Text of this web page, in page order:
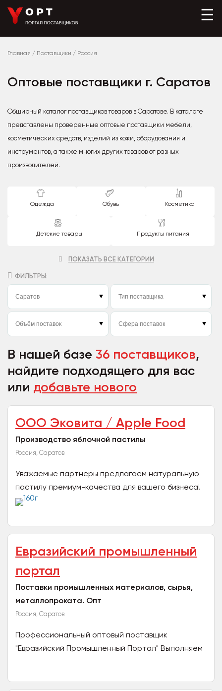
☰
Главная / Поставщики / Россия
Оптовые поставщики г. Саратов
Обширный каталог поставщиков товаров в Саратове. В каталоге
представлены проверенные оптовые поставщики мебели,
косметических средств, изделий из кожи, оборудования и
инструментов, а также многих других товаров от разных
производителей.
Одежда Обувь Косметика
Детские товары Продукты питания
ПОКАЗАТЬ ВСЕ КАТЕГОРИИ
ФИЛЬТРЫ:
В нашей базе 36 поставщиков,
найдите подходящего для вас
или добавьте нового
ООО Эковита / Apple Food
Производство яблочной пастилы
Россия, Саратов
Уважаемые партнеры предлагаем натуральную
пастилу премиум-качества для вашего бизнеса!
Рынок натуральных снеков растет, и покупатели
Евразийский промышленный
портал
Поставки промышленных материалов, сырья,
металлопроката. Опт
Россия, Саратов
Профессиональный оптовый поставщик
"Евразийский Промышленный Портал" Выполняем